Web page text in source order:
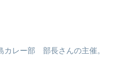
カレー部 部長さんの主催。